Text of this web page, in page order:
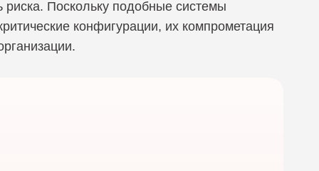
Управление политиками безопасности
риска. Поскольку подобные системы
конфигурации, их компрометация